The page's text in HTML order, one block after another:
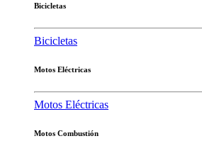
Bicicletas
Bicicletas
Motos Eléctricas
Motos Eléctricas
Motos Combustión